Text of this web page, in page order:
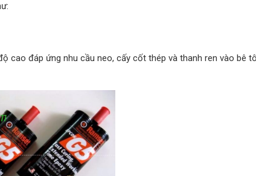
cao đáp ứng nhu cầu neo, cấy cốt thép và thanh ren vào bê